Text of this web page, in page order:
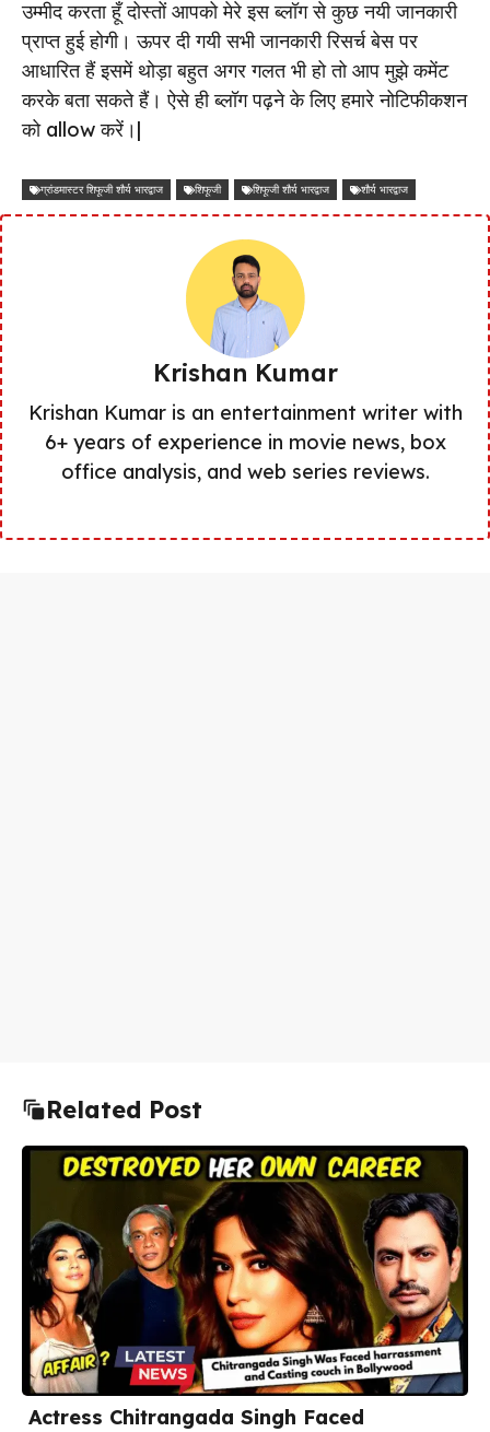
उम्मीद करता हूँ दोस्तों आपको मेरे इस ब्लॉग से कुछ नयी जानकारी
प्राप्त हुई होगी। ऊपर दी गयी सभी जानकारी रिसर्च बेस पर
आधारित हैं इसमें थोड़ा बहुत अगर गलत भी हो तो आप मुझे कमेंट
करके बता सकते हैं। ऐसे ही ब्लॉग पढ़ने के लिए हमारे नोटिफीकशन
को allow करें।|
ग्रांडमास्टर शिफूजी शौर्य भारद्वाज शिफूजी शिफूजी शौर्य भारद्वाज शौर्य भारद्वाज
Krishan Kumar
Krishan Kumar is an entertainment writer with
6+ years of experience in movie news, box
office analysis, and web series reviews.
Related Post
Actress Chitrangada Singh Faced